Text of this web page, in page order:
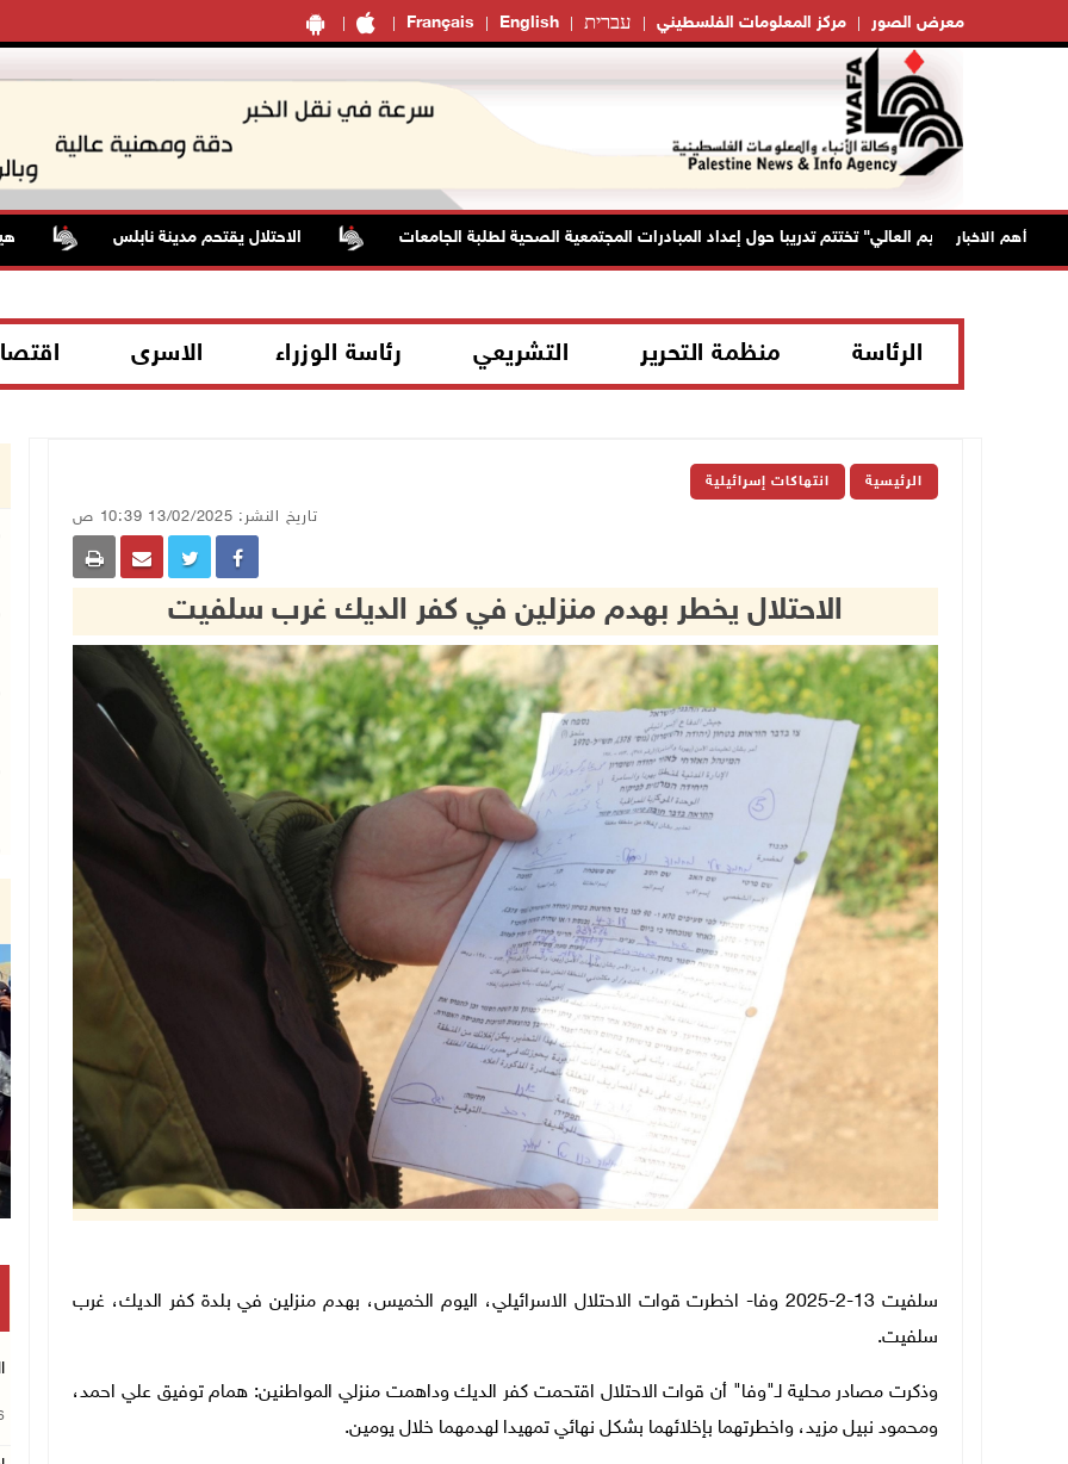
Français English עברית مركز المعلومات الفلسطيني معرض الصور
أهم الاخبار
"التعليم العالي" تختتم تدريبا حول إعداد المبادرات المجتمعية الصحية لطلبة الجامعات الاحتلال يقتحم مدينة نابلس هيئة الجدار:
الرئاسة منظمة التحرير التشريعي رئاسة الوزراء الاسرى
الرئيسية انتهاكات إسرائيلية
تاريخ النشر: 13/02/2025 10:39 ص
الاحتلال يخطر بهدم منزلين في كفر الديك غرب سلفيت
سلفيت 13-2-2025 وفا- اخطرت قوات الاحتلال الاسرائيلي، اليوم الخميس، بهدم منزلين في بلدة كفر الديك، غرب
سلفيت.
وذكرت مصادر محلية لـ"وفا" أن قوات الاحتلال اقتحمت كفر الديك وداهمت منزلي المواطنين: همام توفيق علي احمد،
ومحمود نبيل مزيد، واخطرتهما بإخلائهما بشكل نهائي تمهيدا لهدمهما خلال يومين.